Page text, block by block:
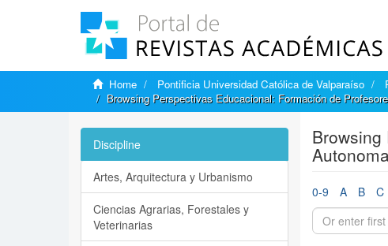
Home Pontificia Universidad Católica de Valparaíso
Browsing Perspectivas Educacional: Formación de
0-9 A B C
Discipline
Artes, Arquitectura y Urbanismo
Ciencias Agrarias, Forestales y
Veterinarias